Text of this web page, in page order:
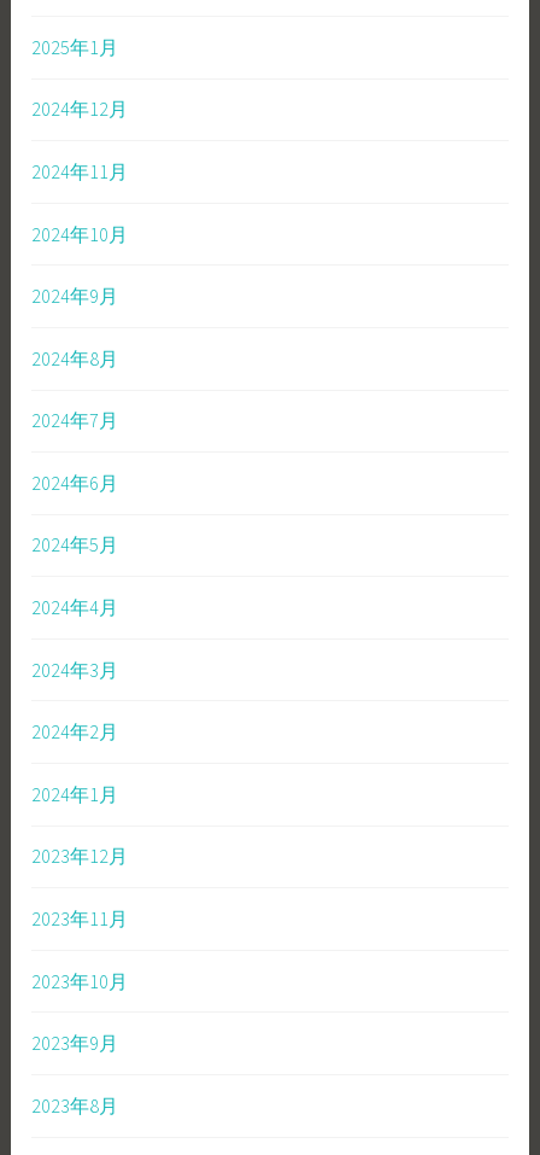
2025年1月
2024年12月
2024年11月
2024年10月
2024年9月
2024年8月
2024年7月
2024年6月
2024年5月
2024年4月
2024年3月
2024年2月
2024年1月
2023年12月
2023年11月
2023年10月
2023年9月
2023年8月